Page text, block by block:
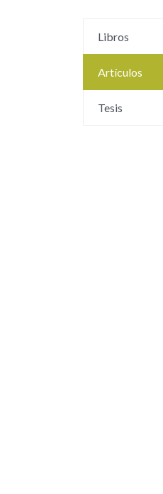
Libros
Artículos
Tesis